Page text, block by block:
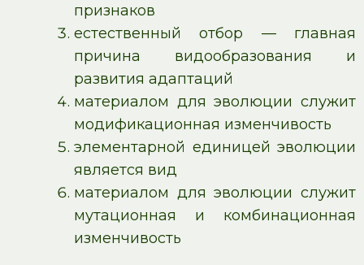
признаков
естественный отбор — главная
причина видообразования и
развития адаптаций
материалом для эволюции служит
модификационная изменчивость
элементарной единицей эволюции
является вид
материалом для эволюции служит
мутационная и комбинационная
изменчивость